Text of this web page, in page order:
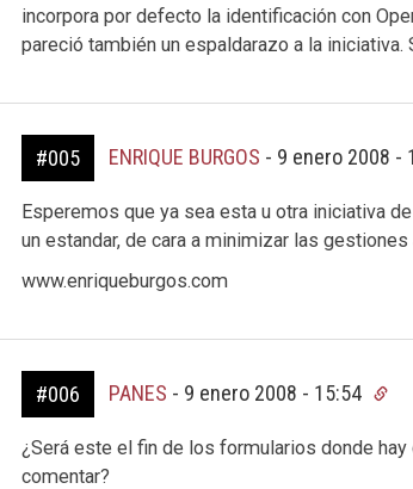
incorpora por defecto la identificación con
pareció también un espaldarazo a la iniciativa.
#005 ENRIQUE BURGOS - 9 enero 2008 -
Esperemos que ya sea esta u otra iniciativa
un estandar, de cara a minimizar las
www.enriqueburgos.com
#006 PANES - 9 enero 2008 - 15:54
¿Será este el fin de los formularios donde
comentar?